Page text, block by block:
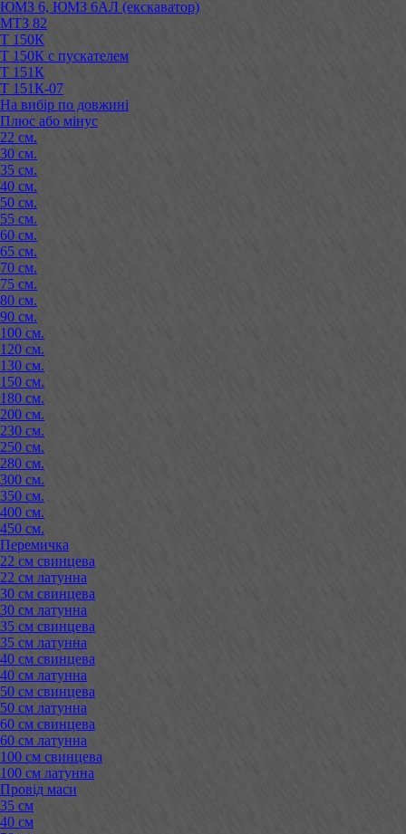
ЮМЗ 6, ЮМЗ 6АЛ (екскаватор)
МТЗ 82
Т 150К
Т 150К с пускателем
Т 151К
Т 151К-07
На вибір по довжині
Плюс або мінус
22 см.
30 см.
35 см.
40 см.
50 см.
55 см.
60 см.
65 см.
70 см.
75 см.
80 см.
90 см.
100 см.
120 см.
130 см.
150 см.
180 см.
200 см.
230 см.
250 см.
280 см.
300 см.
350 см.
400 см.
450 см.
Перемичка
22 см свинцева
22 см латунна
30 см свинцева
30 см латунна
35 см свинцева
35 см латунна
40 см свинцева
40 см латунна
50 см свинцева
50 см латунна
60 см свинцева
60 см латунна
100 см свинцева
100 см латунна
Провід маси
35 см
40 см